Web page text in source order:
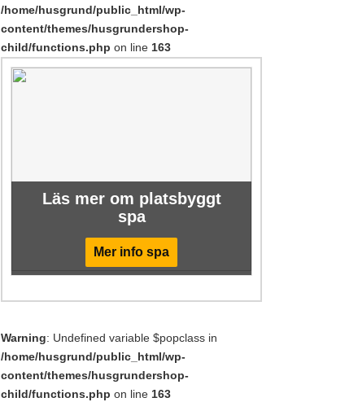
/home/husgrund/public_html/wp-
content/themes/husgrundershop-
child/functions.php on line 163
Läs mer om platsbyggt
spa
Mer info spa
Warning: Undefined variable $popclass in
/home/husgrund/public_html/wp-
content/themes/husgrundershop-
child/functions.php on line 163